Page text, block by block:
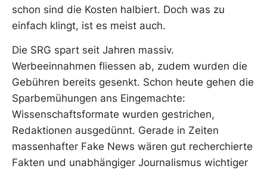
schon sind die Kosten halbiert. Doch was zu
einfach klingt, ist es meist auch.
Die SRG spart seit Jahren massiv.
Werbeeinnahmen fliessen ab, zudem wurden die
Gebühren bereits gesenkt. Schon heute gehen die
Sparbemühungen ans Eingemachte:
Wissenschaftsformate wurden gestrichen,
Redaktionen ausgedünnt. Gerade in Zeiten
massenhafter Fake News wären gut recherchierte
Fakten und unabhängiger Journalismus wichtiger